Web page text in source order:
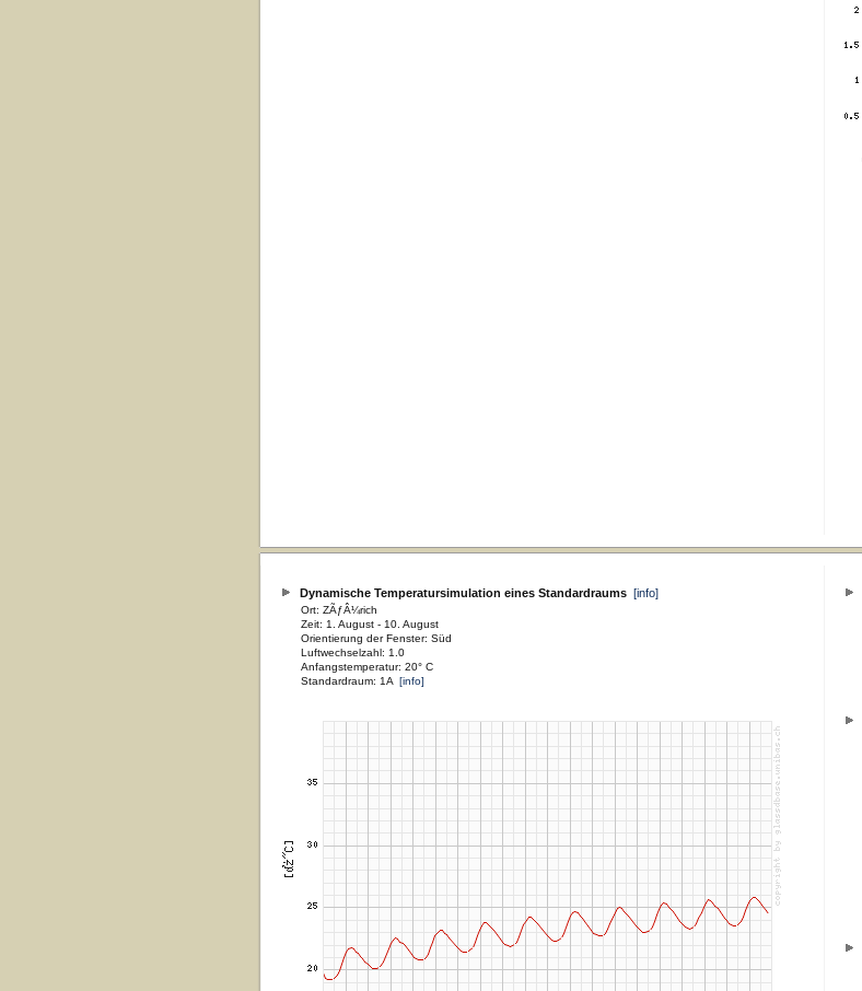
Dynamische Temperatursimulation eines Standardraums [info]
Ort: ZÃƒÂ¼rich
Zeit: 1. August - 10. August
Orientierung der Fenster: Süd
Luftwechselzahl: 1.0
Anfangstemperatur: 20° C
Standardraum: 1A [info]